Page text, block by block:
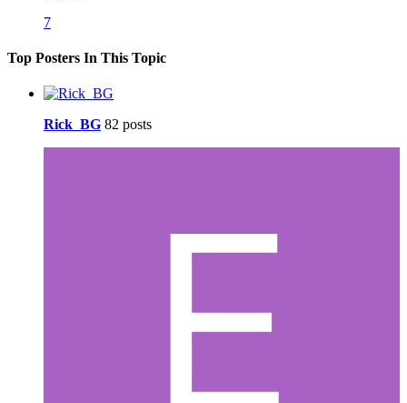
7
Top Posters In This Topic
Rick_BG 82 posts